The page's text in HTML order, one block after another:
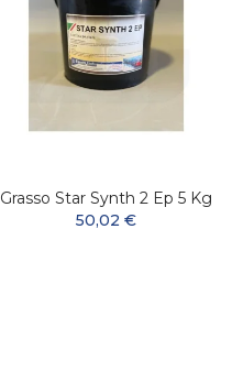
Grasso Star Synth 2 Ep 5 Kg
50,02 €